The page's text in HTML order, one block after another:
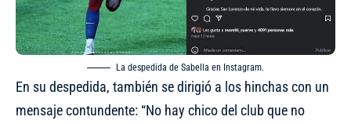
La despedida de Sabella en Instagram.
En su despedida, también se dirigió a los hinchas con un
mensaje contundente: “No hay chico del club que no